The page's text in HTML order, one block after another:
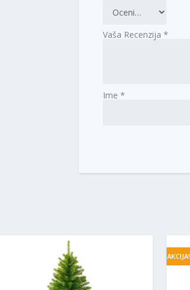
Vaša Recenzija*
Ime*
AKCIJA!